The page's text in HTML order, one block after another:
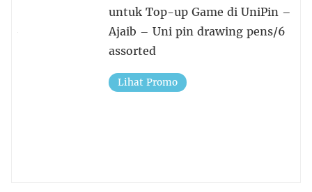
untuk Top-up Game di UniPin –
Ajaib – Uni pin drawing pens/6
assorted
Lihat Promo